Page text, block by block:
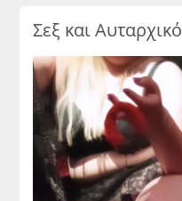
Σεξ και Αυταρχικό